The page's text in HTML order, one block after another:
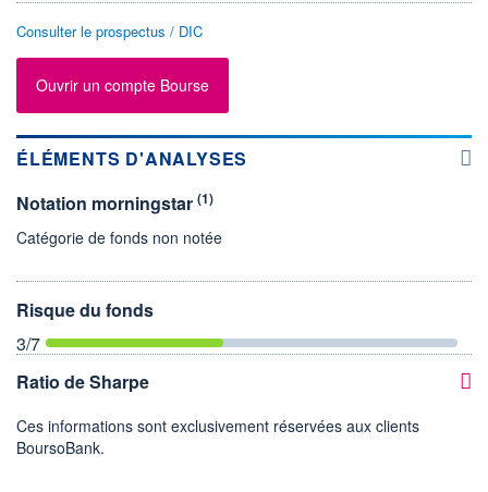
Consulter le prospectus / DIC
Ouvrir un compte Bourse
ÉLÉMENTS D'ANALYSES
Notation morningstar (1)
Catégorie de fonds non notée
Risque du fonds
3/7
Ratio de Sharpe
Ces informations sont exclusivement réservées aux clients
BoursoBank.